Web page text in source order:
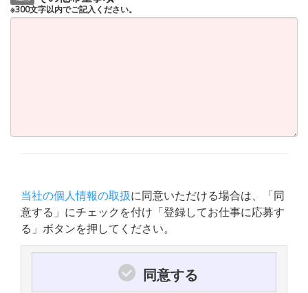
※300文字以内でご記入ください。
当社の個人情報の取扱に同意いただける場合は、「同
意する」にチェックを付け「登録してお仕事に応募す
る」ボタンを押してください。
同意する